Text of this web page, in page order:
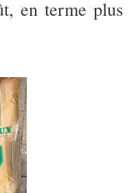
en terme plus